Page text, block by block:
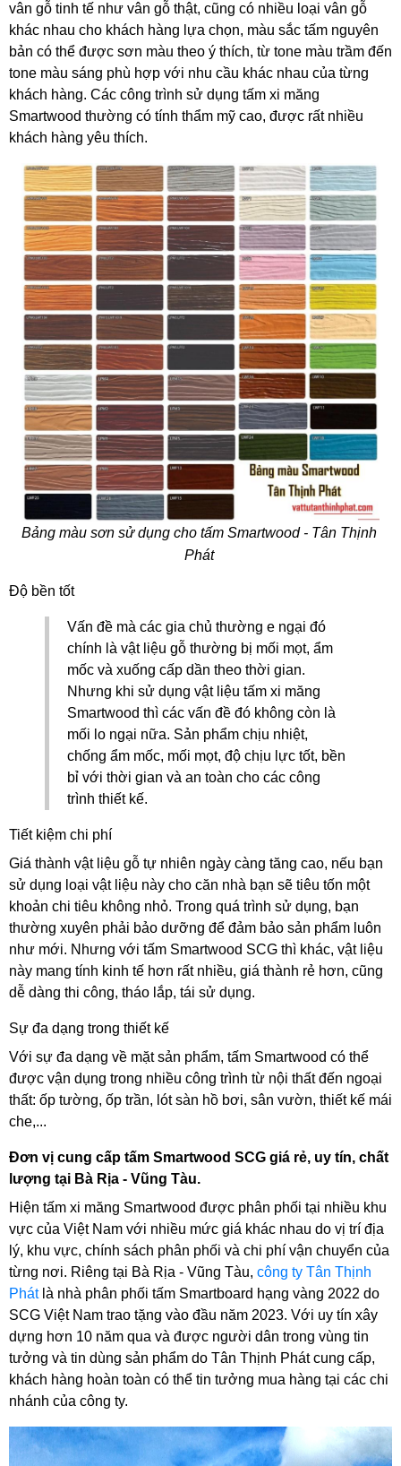
vân gỗ tinh tế như vân gỗ thật, cũng có nhiều loại vân gỗ
khác nhau cho khách hàng lựa chọn, màu sắc tấm nguyên
bản có thể được sơn màu theo ý thích, từ tone màu trầm đến
tone màu sáng phù hợp với nhu cầu khác nhau của từng
khách hàng. Các công trình sử dụng tấm xi măng
Smartwood thường có tính thẩm mỹ cao, được rất nhiều
khách hàng yêu thích.
Bảng màu sơn sử dụng cho tấm Smartwood - Tân Thịnh
Phát
Độ bền tốt
Vấn đề mà các gia chủ thường e ngại đó
chính là vật liệu gỗ thường bị mối mọt, ẩm
mốc và xuống cấp dần theo thời gian.
Nhưng khi sử dụng vật liệu tấm xi măng
Smartwood thì các vấn đề đó không còn là
mối lo ngại nữa. Sản phẩm chịu nhiệt,
chống ẩm mốc, mối mọt, độ chịu lực tốt, bền
bỉ với thời gian và an toàn cho các công
trình thiết kế.
Tiết kiệm chi phí
Giá thành vật liệu gỗ tự nhiên ngày càng tăng cao, nếu bạn
sử dụng loại vật liệu này cho căn nhà bạn sẽ tiêu tốn một
khoản chi tiêu không nhỏ. Trong quá trình sử dụng, bạn
thường xuyên phải bảo dưỡng để đảm bảo sản phẩm luôn
như mới. Nhưng với tấm Smartwood SCG thì khác, vật liệu
này mang tính kinh tế hơn rất nhiều, giá thành rẻ hơn, cũng
dễ dàng thi công, tháo lắp, tái sử dụng.
Sự đa dạng trong thiết kế
Với sự đa dạng về mặt sản phẩm, tấm Smartwood có thể
được vận dụng trong nhiều công trình từ nội thất đến ngoại
thất: ốp tường, ốp trần, lót sàn hồ bơi, sân vườn, thiết kế mái
che,...
Đơn vị cung cấp tấm Smartwood SCG giá rẻ, uy tín, chất
lượng tại Bà Rịa - Vũng Tàu.
Hiện tấm xi măng Smartwood được phân phối tại nhiều khu
vực của Việt Nam với nhiều mức giá khác nhau do vị trí địa
lý, khu vực, chính sách phân phối và chi phí vận chuyển của
từng nơi. Riêng tại Bà Rịa - Vũng Tàu, công ty Tân Thịnh
Phát là nhà phân phối tấm Smartboard hạng vàng 2022 do
SCG Việt Nam trao tặng vào đầu năm 2023. Với uy tín xây
dựng hơn 10 năm qua và được người dân trong vùng tin
tưởng và tin dùng sản phẩm do Tân Thịnh Phát cung cấp,
khách hàng hoàn toàn có thể tin tưởng mua hàng tại các chi
nhánh của công ty.